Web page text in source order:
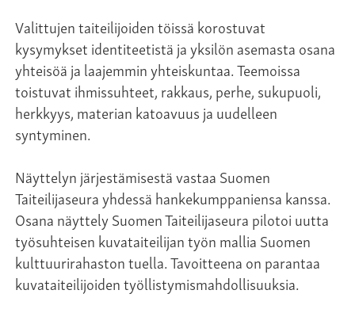
Valittujen taiteilijoiden töissä korostuvat
kysymykset identiteetistä ja yksilön asemasta osana
yhteisöä ja laajemmin yhteiskuntaa. Teemoissa
toistuvat ihmissuhteet, rakkaus, perhe, sukupuoli,
herkkyys, materian katoavuus ja uudelleen
syntyminen.
Näyttelyn järjestämisestä vastaa Suomen
Taiteilijaseura yhdessä hankekumppaniensa kanssa.
Osana näyttely Suomen Taiteilijaseura pilotoi uutta
työsuhteisen kuvataiteilijan työn mallia Suomen
kulttuurirahaston tuella. Tavoitteena on parantaa
kuvataiteilijoiden työllistymismahdollisuuksia.